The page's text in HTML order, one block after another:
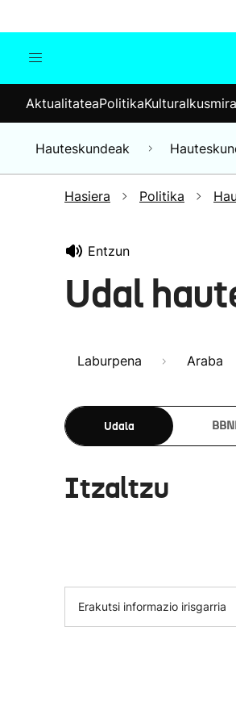
Munduko albisteak
AktualitateaPolitikaKultura
Hauteskundeak
Hasiera Politika
Entzun
Udal
Laburpena Araba
Udala
Itzaltzu
Erakutsi informazio irisgarria